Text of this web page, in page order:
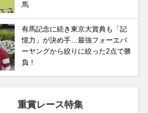
馬
有馬記念に続き東京大賞典も「記
憶力」が決め手…最強フォーエバ
ーヤングから絞りに絞った2点で勝
負！
重賞レース特集